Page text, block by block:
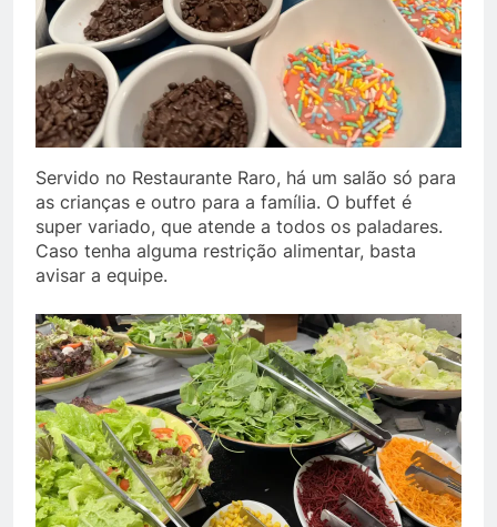
Servido no Restaurante Raro, há um salão só para
as crianças e outro para a família. O buffet é
super variado, que atende a todos os paladares.
Caso tenha alguma restrição alimentar, basta
avisar a equipe.